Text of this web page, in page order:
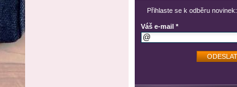
Přihlaste se k odběru novinek:
Váš e-mail *